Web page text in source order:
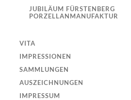
JUBILÄUM FÜRSTENBERG
PORZELLANMANUFAKTUR
VITA
IMPRESSIONEN
SAMMLUNGEN
AUSZEICHNUNGEN
IMPRESSUM